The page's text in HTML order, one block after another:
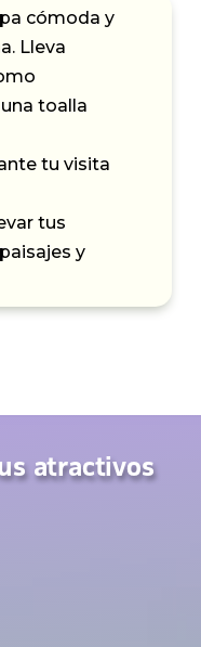
cómoda y
Lleva
toalla
tu visita
tus
y
atractivos